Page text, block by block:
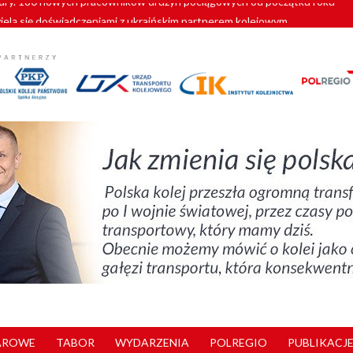
się doświadczeniami z ukraińskim partnerem kolejowym
Vectrony na 230 km/h
pociągi od PESA. Sześć nowoczesnych ELF-ów wyjedzie na tory w
180 nowych pracowników drużyn pociągowych od początku roku
TABOR WYDARZENIA POLREGIO